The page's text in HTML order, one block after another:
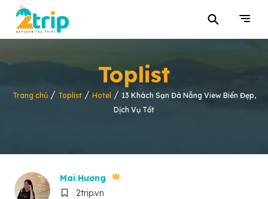
⚲
Toplist
Trang chủ/ Toplist/ Hotel / 13 Khách Sạn Đà Nẵng View Biển Đẹp,
Dịch Vụ Tốt
Mai Hương
2trip.vn